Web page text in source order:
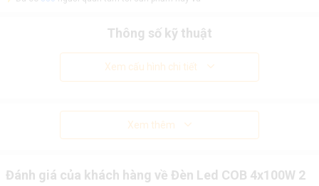
Thông số kỹ thuật
Xem cấu hình chi tiết
Xem thêm
Đánh giá của khách hàng về Đèn Led COB 4x100W 2